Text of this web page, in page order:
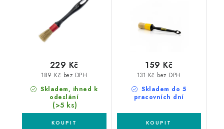
Skladem, ihned k
odeslání
(>5 ks)
189 Kč bez DPH
229 Kč
Skladem do 5
pracovních dní
131 Kč bez DPH
159 Kč